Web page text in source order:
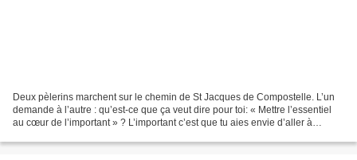
Deux pèlerins marchent sur le chemin de St Jacques de Compostelle. L’un
demande à l’autre : qu’est-ce que ça veut dire pour toi: « Mettre l’essentiel
au cœur de l’important » ? L’important c’est que tu aies envie d’aller à